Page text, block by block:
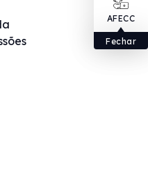
AFECC
Fechar